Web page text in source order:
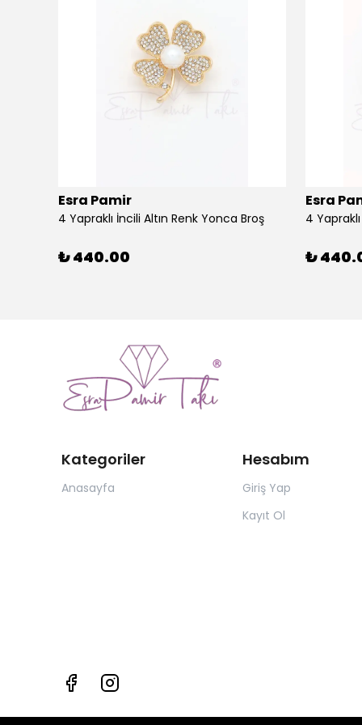
Esra Pamir
4 Yapraklı İncili Altın Renk Yonca Broş
₺ 440.00
Esra
4
₺
Kategoriler
Anasayfa
Hesabım
Giriş Yap
Kayıt Ol